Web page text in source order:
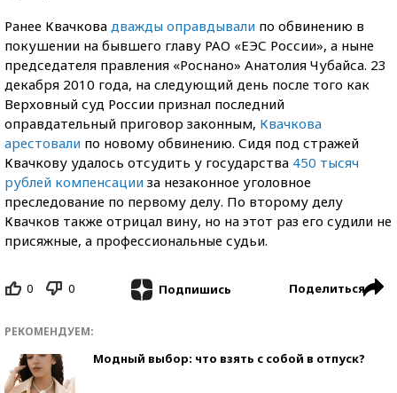
Ранее Квачкова дважды оправдывали по обвинению в
покушении на бывшего главу РАО «ЕЭС России», а ныне
председателя правления «Роснано» Анатолия Чубайса. 23
декабря 2010 года, на следующий день после того как
Верховный суд России признал последний
оправдательный приговор законным, Квачкова
арестовали по новому обвинению. Сидя под стражей
Квачкову удалось отсудить у государства 450 тысяч
рублей компенсации за незаконное уголовное
преследование по первому делу. По второму делу
Квачков также отрицал вину, но на этот раз его судили не
присяжные, а профессиональные судьи.
0 0 Подпишись Поделиться
РЕКОМЕНДУЕМ:
Модный выбор: что взять с собой в отпуск?